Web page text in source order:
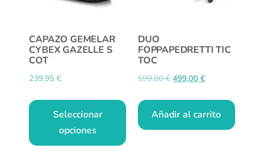
CAPAZO GEMELAR
CYBEX GAZELLE S
COT
239,95€
Seleccionar
opciones
DUO
FOPPAPEDRETTI TIC
TOC
599,00€ 499,00 €
Añadir al carrito